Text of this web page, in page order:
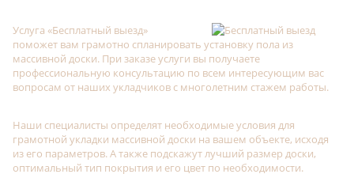
Услуга «Бесплатный выезд»
поможет вам грамотно спланировать установку пола из
массивной доски. При заказе услуги вы получаете
профессиональную консультацию по всем интересующим вас
вопросам от наших укладчиков с многолетним стажем работы.
Наши специалисты определят необходимые условия для
грамотной укладки массивной доски на вашем объекте, исходя
из его параметров. А также подскажут лучший размер доски,
оптимальный тип покрытия и его цвет по необходимости.